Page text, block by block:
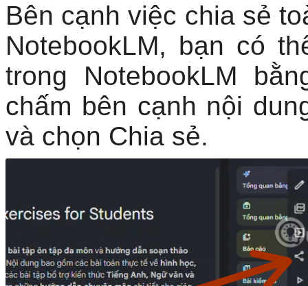
Bên cạnh việc chia sẻ
NotebookLM, bạn có
trong NotebookLM
chấm bên cạnh nội
và chọn Chia sẻ.